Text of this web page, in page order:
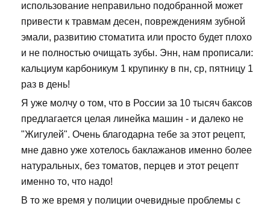
использование неправильно подобранной может
привести к травмам десен, повреждениям зубной
эмали, развитию стоматита или просто будет плохо
и не полностью очищать зубы. Энн, нам прописали:
кальциум карбоникум 1 крупинку в пн, ср, пятницу 1
раз в день!
Я уже молчу о том, что в России за 10 тысяч баксов
предлагается целая линейка машин - и далеко не
"Жигулей". Очень благодарна тебе за этот рецепт,
мне давно уже хотелось баклажанов именно более
натуральных, без томатов, перцев и этот рецепт
именно то, что надо!
В то же время у полиции очевидные проблемы с